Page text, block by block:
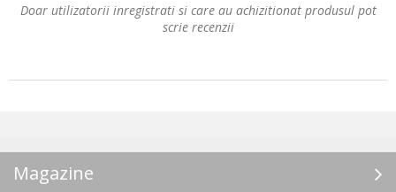
Doar utilizatorii inregistrati si care au achizitionat produsul pot
scrie recenzii
Magazine